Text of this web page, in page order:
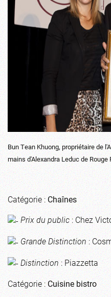
Bun Tean Khuong, propriétaire de
mains d'Alexandra Leduc de Rouge
Catégorie :Chaînes
Prix du public: Chez
Grande Distinction:
Distinction: Piazzetta
Catégorie :Cuisine bistro